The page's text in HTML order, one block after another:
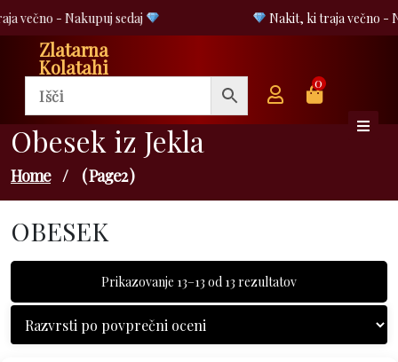
Skip
to
content
večno - Nakupuj sedaj Nakit, ki traja večno -
Zlatarna
Kolatahi
0
Obesek iz Jekla
Home / ( Page2 )
OBESEK
Prikazovanje 13–13 od 13 rezultatovRazvrščeno
po